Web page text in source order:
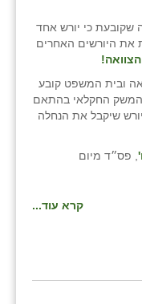
שקובעת כי יורש אחד
את היורשים האחרים
ובית המשפט קובע
המשק החקלאי בהתאם
, פס״ד מיום
קרא עוד...